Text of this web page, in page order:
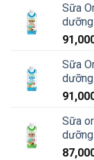
Sữa
Sữa
Sữa